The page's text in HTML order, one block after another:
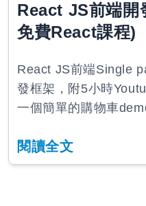
React JS前端開
免費React課程)
React JS前端Single
發框架，附5小時
一個簡單的購物車
閱讀全文